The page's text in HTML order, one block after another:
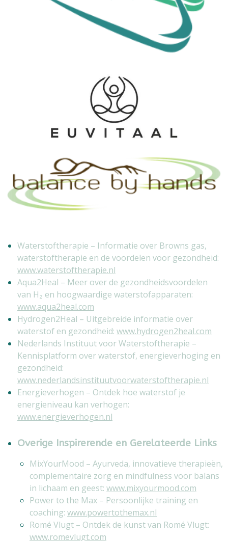
Waterstoftherapie – Informatie over Browns gas,
waterstoftherapie en de voordelen voor gezondheid:
www.waterstoftherapie.nl
Aqua2Heal – Meer over de gezondheidsvoordelen
van H₂ en hoogwaardige waterstofapparaten:
www.aqua2heal.com
Hydrogen2Heal – Uitgebreide informatie over
waterstof en gezondheid: www.hydrogen2heal.com
Nederlands Instituut voor Waterstoftherapie –
Kennisplatform over waterstof, energieverhoging en
gezondheid:
www.nederlandsinstituutvoorwaterstoftherapie.nl
Energieverhogen – Ontdek hoe waterstof je
energieniveau kan verhogen:
www.energieverhogen.nl
Overige Inspirerende en Gerelateerde Links
MixYourMood – Ayurveda, innovatieve therapieën,
complementaire zorg en mindfulness voor balans
in lichaam en geest: www.mixyourmood.com
Power to the Max – Persoonlijke training en
coaching: www.powertothemax.nl
Romé Vlugt – Ontdek de kunst van Romé Vlugt:
www.romevlugt.com